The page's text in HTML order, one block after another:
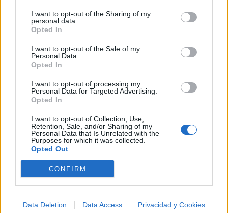
I want to opt-out of the Sharing of my
personal data.
Opted In
I want to opt-out of the Sale of my
Personal Data.
Opted In
I want to opt-out of processing my
Personal Data for Targeted Advertising.
Opted In
I want to opt-out of Collection, Use,
Retention, Sale, and/or Sharing of my
Personal Data that Is Unrelated with the
Purposes for which it was collected.
Opted Out
CONFIRM
Data Deletion Data Access Privacidad y Cookies
Música Relacionada
Bersuit Vergarabat
Ska-P
El Cuarteto de Nos